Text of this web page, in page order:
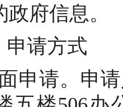
府信息。
申请方式
申请。申